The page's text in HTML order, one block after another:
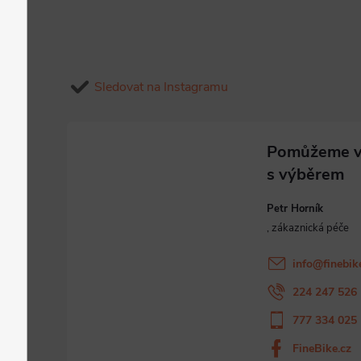
Sledovat na Instagramu
Petr Horník
info@
224 247 526
777 334 025
FineBike.cz